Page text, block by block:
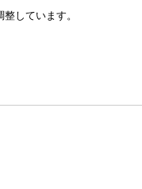
しています。